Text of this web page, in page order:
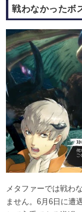
戦わなかったボ
メタファーでは戦わ
ません。6月6日に遭